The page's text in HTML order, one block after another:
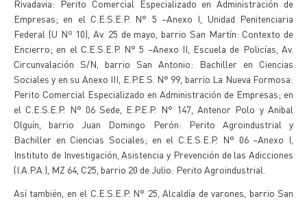
Rivadavia: Perito Comercial Especializado en Administración de
Empresas; en el C.E.S.E.P. N° 5 –Anexo I, Unidad Penitenciaria
Federal (U Nº 10), Av. 25 de mayo, barrio San Martín: Contexto de
Encierro; en el C.E.S.E.P. N° 5 –Anexo II, Escuela de Policías, Av.
Circunvalación S/N, barrio San Antonio: Bachiller en Ciencias
Sociales y en su Anexo III, E.P.E.S. N° 99, barrio La Nueva Formosa:
Perito Comercial Especializado en Administración de Empresas; en
el C.E.S.E.P. N° 06 Sede, E.P.E.P. N° 147, Antenor Polo y Anibal
Olguín, barrio Juan Domingo Perón: Perito Agroindustrial y
Bachiller en Ciencias Sociales; en el C.E.S.E.P. N° 06 –Anexo I,
Instituto de Investigación, Asistencia y Prevención de las Adicciones
(I.A.P.A.), MZ 64, C25, barrio 20 de Julio: Perito Agroindustrial.
Así también, en el C.E.S.E.P. N° 25, Alcaldía de varones, barrio San